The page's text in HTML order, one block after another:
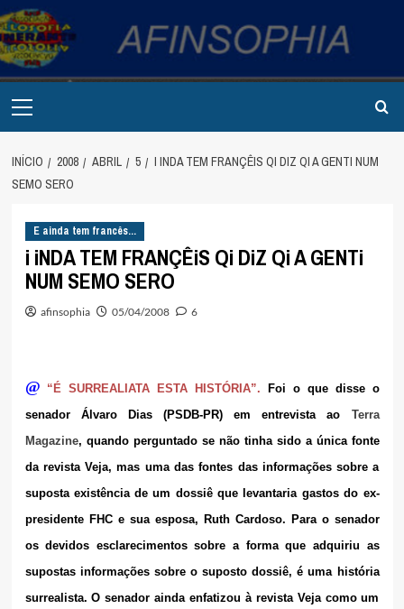
Avançar
para
o
conteúdo
Menu
INÍCIO 2008 ABRIL 5
I INDA TEM FRANÇÊIS QI DIZ QI A GENTI NUM
SEMO SERO
E ainda tem francês...
i iNDA TEM FRANÇÊiS Qi DiZ Qi A GENTi
NUM SEMO SERO
afinsophia 05/04/2008 6
@ “É SURREALIATA ESTA HISTÓRIA”. Foi o que disse o
senador Álvaro Dias (PSDB-PR) em entrevistaao Terra
Magazine, quando perguntado se não tinha sido a única fonte
da revista Veja, mas uma das fontes das informações sobre a
suposta existência de um dossiê que levantaria gastos do ex-
presidente FHC e sua esposa, Ruth Cardoso. Para o senador
os devidos esclarecimentos sobre a forma que adquiriu as
supostas informações sobre o suposto dossiê, é uma história
surrealista. O senador ainda enfatizou à revista Veja como um